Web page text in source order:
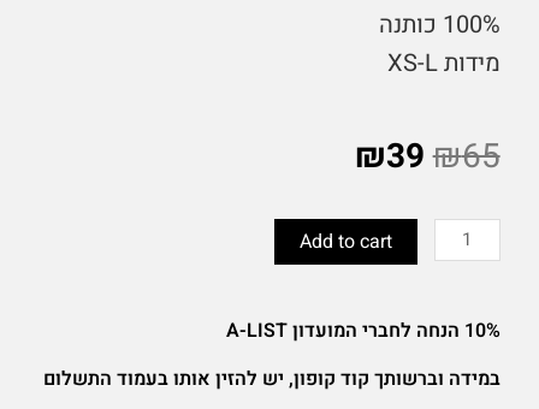
100% כותנה
מידות XS-L
₪65
₪39
עם
נשים
Add to cart
10% הנחה לחברי המועדון A-LIST
במידה וברשותך קוד קופון, יש להזין אותו בעמוד התשלום